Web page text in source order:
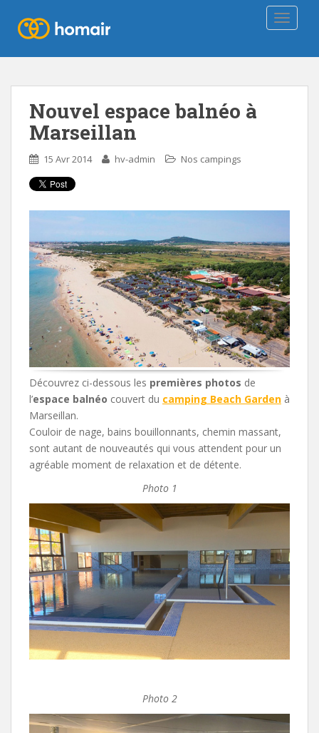
Nouvel espace balnéo à
Marseillan
15 Avr 2014 hv-admin Nos campings
Découvrez ci-dessous les premières photos de
l’espace balnéo couvert du camping Beach Garden à
Marseillan.
Couloir de nage, bains bouillonnants, chemin massant,
sont autant de nouveautés qui vous attendent pour un
agréable moment de relaxation et de détente.
Photo 1
Photo 2